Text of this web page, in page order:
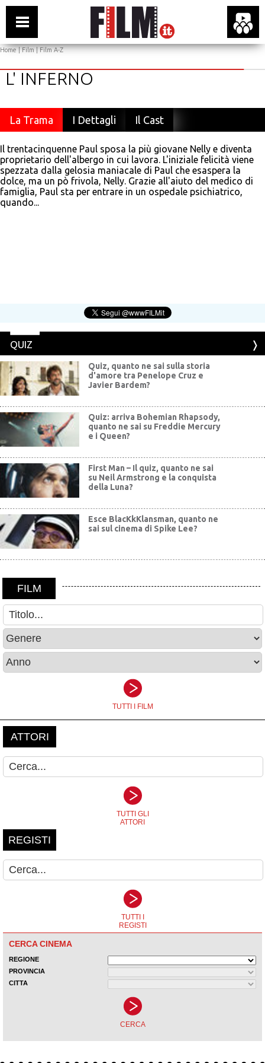
Home|Film|Film A-Z
L' INFERNO
La Trama I Dettagli Il Cast
Il trentacinquenne Paul sposa la più giovane Nelly e diventa
proprietario dell'albergo in cui lavora. L'iniziale felicità viene
spezzata dalla gelosia maniacale di Paul che esaspera la
dolce, ma un pò frivola, Nelly. Grazie all'aiuto del medico di
famiglia, Paul sta per entrare in un ospedale psichiatrico,
quando...
QUIZ
Quiz, quanto ne sai sulla storia
d'amore tra Penelope Cruz e
Javier Bardem?
Quiz: arriva Bohemian Rhapsody,
quanto ne sai su Freddie Mercury
e i Queen?
First Man – Il quiz, quanto ne sai
su Neil Armstrong e la conquista
della Luna?
Esce BlacKkKlansman, quanto ne
sai sul cinema di Spike Lee?